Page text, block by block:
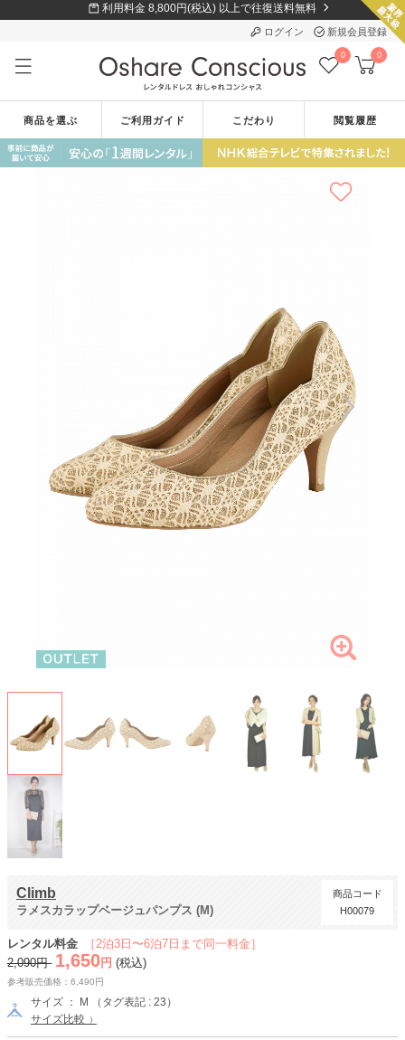
利用料金 8,800円(税込) 以上で往復送料無料
ログイン 新規会員登録
0 0
商品を選ぶ ご利用ガイド こだわり 閲覧履歴
Climb
ラメスカラップベージュパンプス (M)
商品コード
H00079
［2泊3日〜6泊7日まで同一料金］
レンタル料金
2,090円 1,650 円 (税込)
参考販売価格：6,490円
サイズ ： M （タグ表記 : 23）
サイズ比較